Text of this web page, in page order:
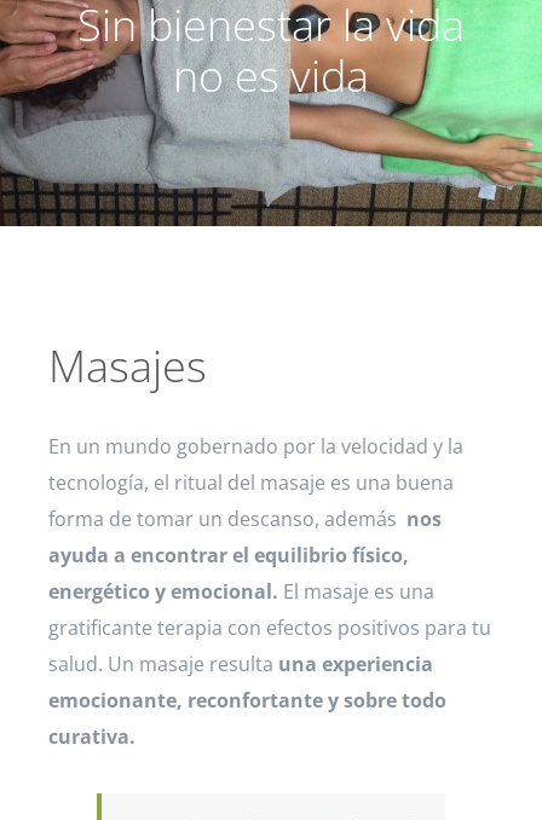
Sin bienestar la vida
no es vida
Masajes
En un mundo gobernado por la velocidad y la
tecnología, el ritual del masaje es una buena
forma de tomar un descanso, además nos
ayuda a encontrar el equilibrio físico,
energético y emocional. El masaje es una
gratificante terapia con efectos positivos para tu
salud. Un masaje resulta una experiencia
emocionante, reconfortante y sobre todo
curativa.